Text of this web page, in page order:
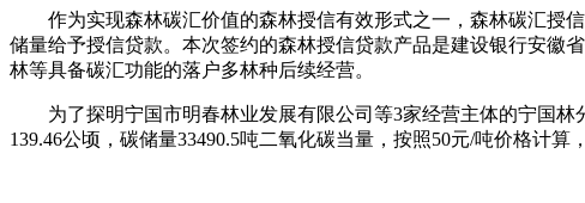
作为实现森林碳汇价值的森林授信有效形式之一，森林碳汇授信
储量给予授信贷款。本次签约的森林授信贷款产品是建设银行安徽
林等具备碳汇功能的落户多林种后续经营。
为了探明宁国市明春林业发展有限公司等3家经营主体的宁国林
139.46公顷，碳储量33490.5吨二氧化碳当量，按照50元/吨价格